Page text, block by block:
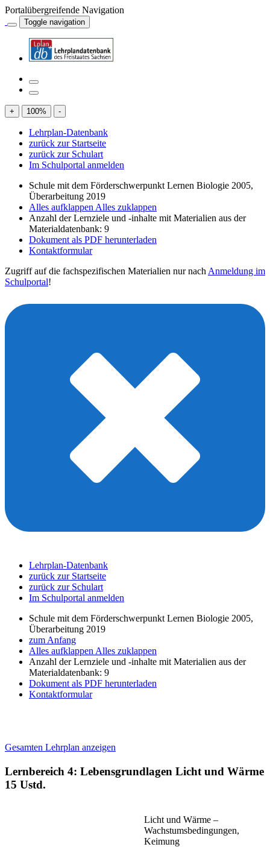
Portalübergreifende Navigation
Toggle navigation
+ 100% -
Lehrplan-Datenbank
zurück zur Startseite
zurück zur Schulart
Im Schulportal anmelden
Schule mit dem Förderschwerpunkt Lernen Biologie 2005,
Überarbeitung 2019
Alles aufklappen Alles zuklappen
Anzahl der Lernziele und -inhalte mit Materialien aus der
Materialdatenbank: 9
Dokument als PDF herunterladen
Kontaktformular
Zugriff auf die fachspezifischen Materialien nur nach Anmeldung im
Schulportal!
Lehrplan-Datenbank
zurück zur Startseite
zurück zur Schulart
Im Schulportal anmelden
Schule mit dem Förderschwerpunkt Lernen Biologie 2005,
Überarbeitung 2019
zum Anfang
Alles aufklappen Alles zuklappen
Anzahl der Lernziele und -inhalte mit Materialien aus der
Materialdatenbank: 9
Dokument als PDF herunterladen
Kontaktformular
Gesamten Lehrplan anzeigen
Lernbereich 4: Lebensgrundlagen Licht und Wärme
15 Ustd.
Licht und Wärme –
Wachstumsbedingungen,
Keimung